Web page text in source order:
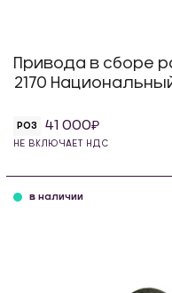
Привода в сборе
2170
РОЗ 41 000
НЕ ВКЛЮЧАЕТ НДС
в наличии